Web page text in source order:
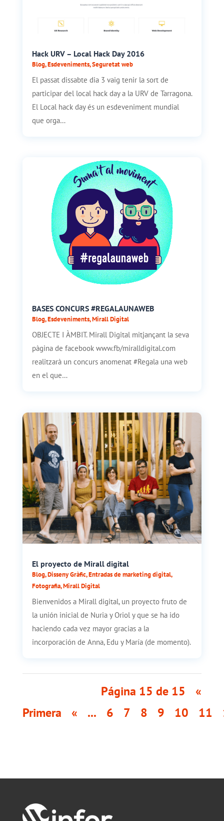
Hack URV – Local Hack Day 2016
Blog,Esdeveniments,Seguretat web
El passat dissabte dia 3 vaig tenir la sort de
participar del local hack day a la URV de Tarragona.
El Local hack day és un esdeveniment mundial
que orga…
BASES CONCURS #REGALAUNAWEB
Blog,Esdeveniments,Mirall Digital
OBJECTE I ÀMBIT. Mirall Digital mitjançant la seva
pàgina de facebook www.fb/miralldigital.com
realitzarà un concurs anomenat #Regala una web
en el que…
El proyecto de Mirall digital
Blog,Disseny Gràfic,Entradas de marketing digital,
Fotografia,Mirall Digital
Bienvenidos a Mirall digital, un proyecto fruto de
la unión inicial de Nuria y Oriol y que se ha ido
haciendo cada vez mayor gracias a la
incorporación de Anna, Edu y María (de momento).
Página 15 de 15
«
Primera
« ... 6 7 8 9 10 11